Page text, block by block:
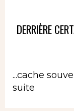
DERRIÈRE
...cache
suite